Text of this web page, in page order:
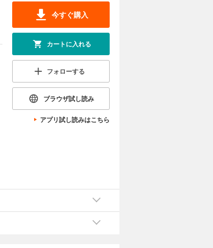
今すぐ購入
カートに入れる
フォローする
ブラウザ試し読み
アプリ試し読みはこちら